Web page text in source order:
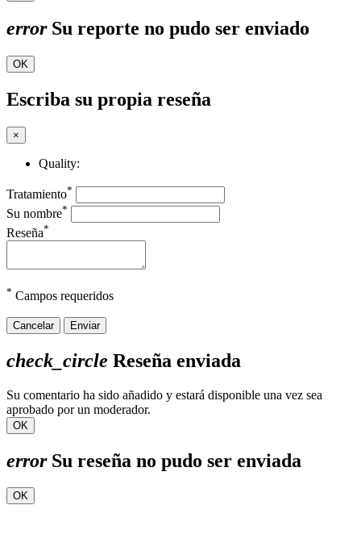
errorSu reporte no pudo ser enviado
OK
Escriba su propia reseña
×
Quality:
Tratamiento*
Su nombre*
Reseña*
* Campos requeridos
Cancelar Enviar
check_circle Reseña enviada
Su comentario ha sido añadido y estará disponible una vez sea
aprobado por un moderador.
OK
errorSu reseña no pudo ser enviada
OK